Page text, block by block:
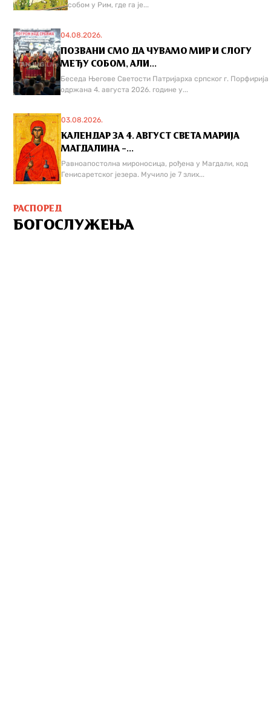
собом у Рим, где га је...
04.08.2026.
ПОЗВАНИ СМО ДА ЧУВАМО МИР И СЛОГУ
МЕЂУ СОБОМ, АЛИ...
Беседа Његове Светости Патријарха српског г. Порфирија
одржана 4. августа 2026. године у...
03.08.2026.
КАЛЕНДАР ЗА 4. АВГУСТ СВЕТА МАРИЈА
МАГДАЛИНА –...
Равноапостолна мироносица, рођена у Магдали, код
Генисаретског језера. Мучилo је 7 злих...
РАСПОРЕД
БОГОСЛУЖЕЊА